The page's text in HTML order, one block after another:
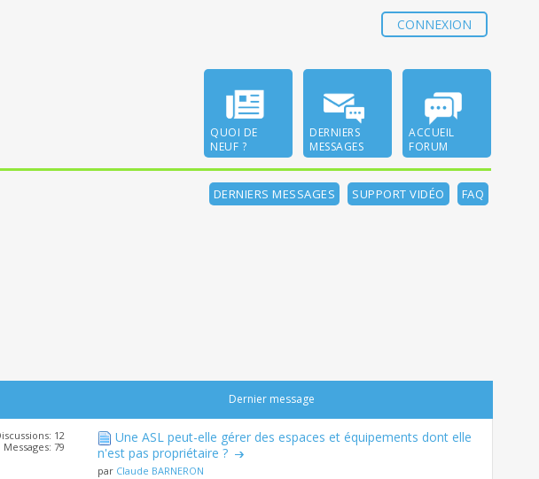
CONNEXION
QUOI DE
NEUF ?
DERNIERS
MESSAGES
ACCUEIL
FORUM
DERNIERS MESSAGES SUPPORT VIDÉO FAQ
Dernier message
12
Messages: 79
Une ASL peut-elle gérer des espaces et équipements dont elle
n'est pas propriétaire ?
par Claude BARNERON